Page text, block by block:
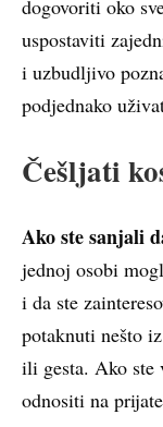
dogovoriti oko
uspostaviti
i uzbudljivo
podjednako
Češljati
Ako ste sanjali
jednoj osobi
i da ste
potaknuti nešto
ili gesta. Ako ste
odnositi na